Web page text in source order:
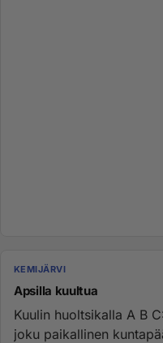
KEMIJÄRVI
Apsilla kuultua
Kuulin huoltsikalla A B
joku paikallinen kuntapäättäjä oli